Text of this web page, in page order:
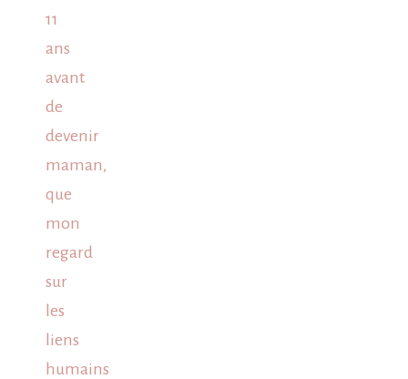
11
ans
avant
de
devenir
maman,
que
mon
regard
sur
les
liens
humains